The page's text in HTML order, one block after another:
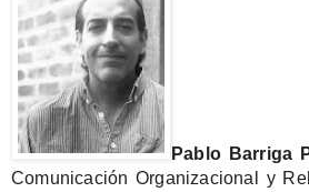
Pablo Barriga
Comunicación Organizacional y